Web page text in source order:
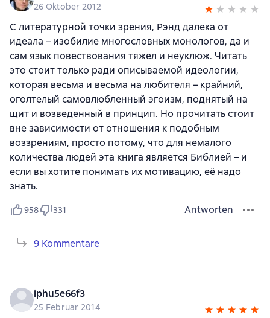
26 Oktober 2012
С литературной точки зрения, Рэнд далека от
идеала – изобилие многословных монологов, да и
сам язык повествования тяжел и неуклюж. Читать
это стоит только ради описываемой идеологии,
которая весьма и весьма на любителя – крайний,
оголтелый самовлюбленный эгоизм, поднятый на
щит и возведенный в принцип. Но прочитать стоит
вне зависимости от отношения к подобным
воззрениям, просто потому, что для немалого
количества людей эта книга является Библией – и
если вы хотите понимать их мотивацию, её надо
знать.
958 331 Antworten
9 Kommentare
iphu5e66f3
25 Februar 2014